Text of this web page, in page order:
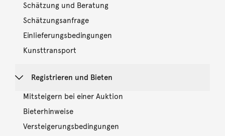
Schätzung und Beratung
Schätzungsanfrage
Einlieferungsbedingungen
Kunsttransport
Registrieren und Bieten
Mitsteigern bei einer Auktion
Bieterhinweise
Versteigerungsbedingungen